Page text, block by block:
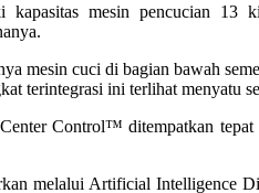
mesin pencucian 13
mesin cuci di bagian bawah
terintegrasi ini terlihat menyatu
Control™ ditempatkan
melalui Artificial